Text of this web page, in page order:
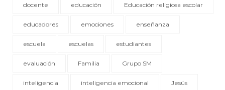
docente educación Educación religiosa escolar
educadores emociones enseñanza
escuela escuelas estudiantes
evaluación Familia Grupo SM
inteligencia inteligencia emocional Jesús